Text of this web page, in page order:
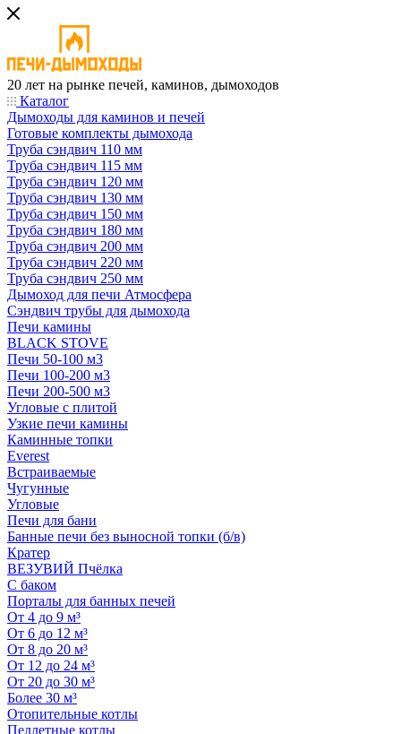
20 лет на рынке печей, каминов, дымоходов
Каталог
Дымоходы для каминов и печей
Готовые комплекты дымохода
Труба сэндвич 110 мм
Труба сэндвич 115 мм
Труба сэндвич 120 мм
Труба сэндвич 130 мм
Труба сэндвич 150 мм
Труба сэндвич 180 мм
Труба сэндвич 200 мм
Труба сэндвич 220 мм
Труба сэндвич 250 мм
Дымоход для печи Атмосфера
Сэндвич трубы для дымохода
Печи камины
BLACK STOVE
Печи 50-100 м3
Печи 100-200 м3
Печи 200-500 м3
Угловые с плитой
Узкие печи камины
Каминные топки
Everest
Встраиваемые
Чугунные
Угловые
Печи для бани
Банные печи без выносной топки (б/в)
Кратер
ВЕЗУВИЙ Пчёлка
С баком
Порталы для банных печей
От 4 до 9 м³
От 6 до 12 м³
От 8 до 20 м³
От 12 до 24 м³
От 20 до 30 м³
Более 30 м³
Отопительные котлы
Пеллетные котлы